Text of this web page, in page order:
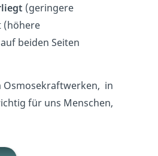
(geringere
(höhere
beiden Seiten
Osmosekraftwerken, in
für uns Menschen,